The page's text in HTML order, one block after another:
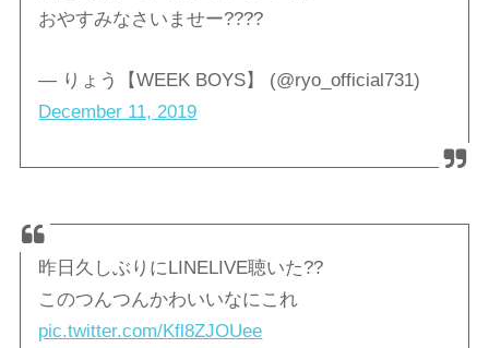
おやすみなさいませー????
— りょう【WEEK BOYS】 (@ryo_official731)
December 11, 2019
昨日久しぶりにLINELIVE聴いた??
このつんつんかわいいなにこれ
pic.twitter.com/Kfl8ZJOUee